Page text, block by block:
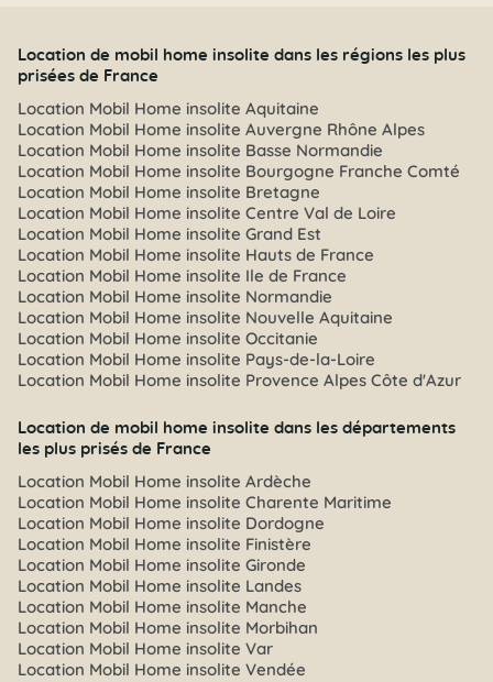
Location de mobil home insolite dans les régions les plus
prisées de France
Location Mobil Home insolite Aquitaine
Location Mobil Home insolite Auvergne Rhône Alpes
Location Mobil Home insolite Basse Normandie
Location Mobil Home insolite Bourgogne Franche Comté
Location Mobil Home insolite Bretagne
Location Mobil Home insolite Centre Val de Loire
Location Mobil Home insolite Grand Est
Location Mobil Home insolite Hauts de France
Location Mobil Home insolite Ile de France
Location Mobil Home insolite Normandie
Location Mobil Home insolite Nouvelle Aquitaine
Location Mobil Home insolite Occitanie
Location Mobil Home insolite Pays-de-la-Loire
Location Mobil Home insolite Provence Alpes Côte d'Azur
Location de mobil home insolite dans les départements
les plus prisés de France
Location Mobil Home insolite Ardèche
Location Mobil Home insolite Charente Maritime
Location Mobil Home insolite Dordogne
Location Mobil Home insolite Finistère
Location Mobil Home insolite Gironde
Location Mobil Home insolite Landes
Location Mobil Home insolite Manche
Location Mobil Home insolite Morbihan
Location Mobil Home insolite Var
Location Mobil Home insolite Vendée